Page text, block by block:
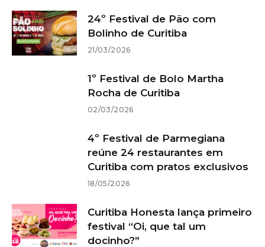
24º Festival de Pão com
Bolinho de Curitiba
21/03/2026
1º Festival de Bolo Martha
Rocha de Curitiba
02/03/2026
4º Festival de Parmegiana
reúne 24 restaurantes em
Curitiba com pratos exclusivos
18/05/2026
Curitiba Honesta lança primeiro
festival “Oi, que tal um
docinho?”